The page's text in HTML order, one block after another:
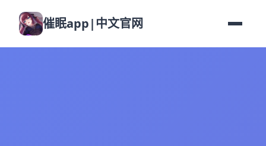
催眠app|中文官网